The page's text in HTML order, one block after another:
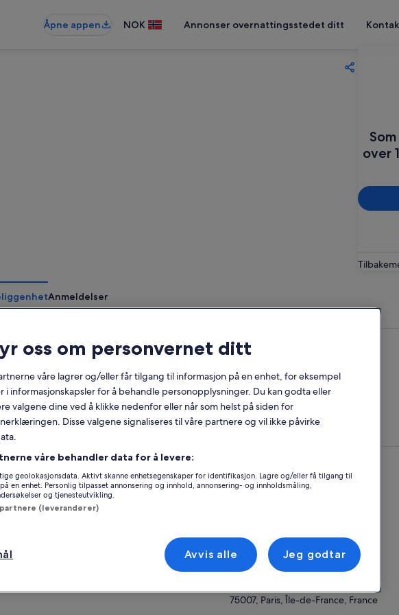
Åpne appen NOK Annonser overnattingsstedet ditt
over
Anmeldelser
tilgjengelig
Mobilkupong
Umiddelbar
bekreftelse
Interessante ting å se fra observasjonsdekket
på 2. nivå i Eiffel-tårnet
Bruk så mye tid du vil på å beundre 360
enestående utsikt over Paris
Beliggenhet for opplevelsen
Eiffel Tower
Møtested / sted for innløsning
Avenue Elisée Reclus
75007, Paris, Île-de-France, France
oss om personvernet ditt
våre lagrer og/eller får tilgang til informasjon på en enhet, for eksempel
i informasjonskapsler for å behandle personopplysninger. Du kan godta eller
valgene dine ved å klikke nedenfor eller når som helst på siden for
Disse valgene signaliseres til våre partnere og vil ikke påvirke
våre behandler data for å levere:
geolokasjonsdata. Aktivt skanne enhetsegenskaper for identifikasjon. Lagre og/eller få tilgang til
en enhet. Personlig tilpasset annonsering og innhold, annonsering- og innholdsmåling,
og tjenesteutvikling.
(leverandører)
Avvis alle Jeg godtar